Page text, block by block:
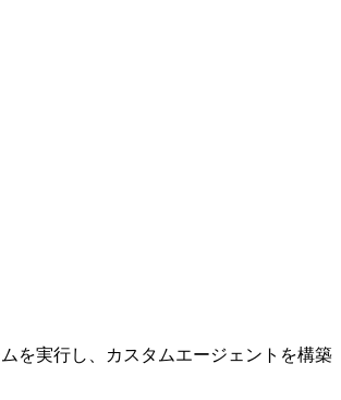
を実行し、カスタムエージェントを構築